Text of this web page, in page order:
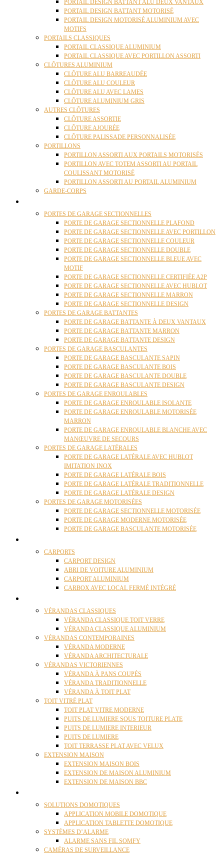
PORTAIL DESIGN BATTANT ALU DEUX VANTAUX
PORTAIL DESIGN BATTANT MOTORISÉ
PORTAIL DESIGN MOTORISÉ ALUMINIUM AVEC
MOTIFS
PORTAILS CLASSIQUES
PORTAIL CLASSIQUE ALUMINIUM
PORTAIL CLASSIQUE AVEC PORTILLON ASSORTI
CLÔTURES ALUMINIUM
CLÔTURE ALU BARREAUDÉE
CLÔTURE ALU COULEUR
CLÔTURE ALU AVEC LAMES
CLÔTURE ALUMINIUM GRIS
AUTRES CLÔTURES
CLÔTURE ASSORTIE
CLÔTURE AJOURÉE
CLÔTURE PALISSADE PERSONNALISÉE
PORTILLONS
PORTILLON ASSORTI AUX PORTAILS MOTORISÉS
PORTILLON AVEC TOTEM ASSORTI AU PORTAIL
COULISSANT MOTORISÉ
PORTILLON ASSORTI AU PORTAIL ALUMINIUM
GARDE-CORPS
PORTES DE GARAGE SECTIONNELLES
PORTE DE GARAGE SECTIONNELLE PLAFOND
PORTE DE GARAGE SECTIONNELLE AVEC PORTILLON
PORTE DE GARAGE SECTIONNELLE COULEUR
PORTE DE GARAGE SECTIONNELLE DOUBLE
PORTE DE GARAGE SECTIONNELLE BLEUE AVEC
MOTIF
PORTE DE GARAGE SECTIONNELLE CERTIFIÉE A2P
PORTE DE GARAGE SECTIONNELLE AVEC HUBLOT
PORTE DE GARAGE SECTIONNELLE MARRON
PORTE DE GARAGE SECTIONNELLE DESIGN
PORTES DE GARAGE BATTANTES
PORTE DE GARAGE BATTANTE À DEUX VANTAUX
PORTE DE GARAGE BATTANTE MARRON
PORTE DE GARAGE BATTANTE DESIGN
PORTES DE GARAGE BASCULANTES
PORTE DE GARAGE BASCULANTE SAPIN
PORTE DE GARAGE BASCULANTE BOIS
PORTE DE GARAGE BASCULANTE DOUBLE
PORTE DE GARAGE BASCULANTE DESIGN
PORTES DE GARAGE ENROULABLES
PORTE DE GARAGE ENROULABLE ISOLANTE
PORTE DE GARAGE ENROULABLE MOTORISÉE
MARRON
PORTE DE GARAGE ENROULABLE BLANCHE AVEC
MANŒUVRE DE SECOURS
PORTES DE GARAGE LATÉRALES
PORTE DE GARAGE LATÉRALE AVEC HUBLOT
IMITATION INOX
PORTE DE GARAGE LATÉRALE BOIS
PORTE DE GARAGE LATÉRALE TRADITIONNELLE
PORTE DE GARAGE LATÉRALE DESIGN
PORTES DE GARAGE MOTORISÉES
PORTE DE GARAGE SECTIONNELLE MOTORISÉE
PORTE DE GARAGE MODERNE MOTORISÉE
PORTE DE GARAGE BASCULANTE MOTORISÉE
CARPORTS
CARPORT DESIGN
ABRI DE VOITURE ALUMINIUM
CARPORT ALUMINIUM
CARBOX AVEC LOCAL FERMÉ INTÉGRÉ
VÉRANDAS CLASSIQUES
VÉRANDA CLASSIQUE TOIT VERRE
VÉRANDA CLASSIQUE ALUMINIUM
VÉRANDAS CONTEMPORAINES
VÉRANDA MODERNE
VÉRANDA ARCHITECTURALE
VÉRANDAS VICTORIENNES
VÉRANDA À PANS COUPÉS
VÉRANDA TRADITIONNELLE
VÉRANDA À TOIT PLAT
TOIT VITRÉ PLAT
TOIT PLAT VITRE MODERNE
PUITS DE LUMIERE SOUS TOITURE PLATE
PUITS DE LUMIERE INTERIEUR
PUITS DE LUMIERE
TOIT TERRASSE PLAT AVEC VELUX
EXTENSION MAISON
EXTENSION MAISON BOIS
EXTENSION DE MAISON ALUMINIUM
EXTENSION DE MAISON BBC
SOLUTIONS DOMOTIQUES
APPLICATION MOBILE DOMOTIQUE
APPLICATION TABLETTE DOMOTIQUE
SYSTÈMES D’ALARME
ALARME SANS FIL SOMFY
CAMÉRAS DE SURVEILLANCE